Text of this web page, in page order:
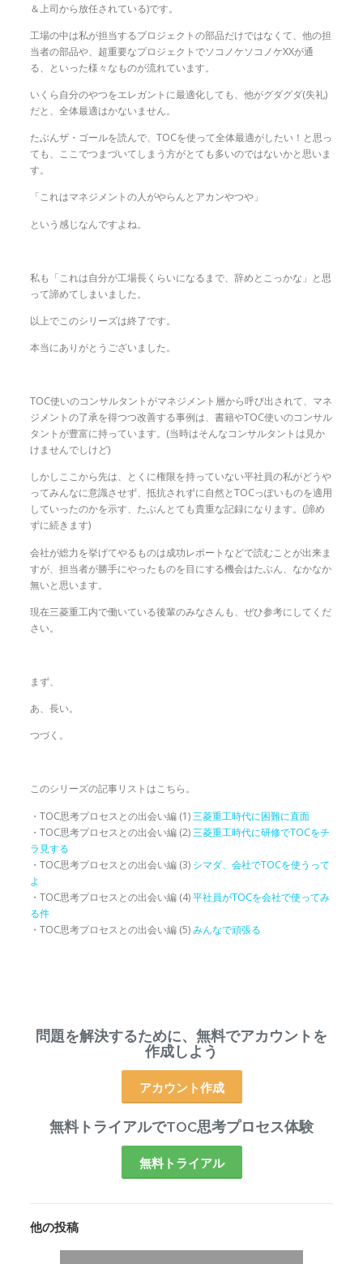
＆上司から放任されている)です。
工場の中は私が担当するプロジェクトの部品だけではなくて、他の担
当者の部品や、超重要なプロジェクトでソコノケソコノケXXが通
る、といった様々なものが流れています。
いくら自分のやつをエレガントに最適化しても、他がグダグダ(失礼)
だと、全体最適はかないません。
たぶんザ・ゴールを読んで、TOCを使って全体最適がしたい！と思っ
ても、ここでつまづいてしまう方がとても多いのではないかと思いま
す。
「これはマネジメントの人がやらんとアカンやつや」
という感じなんですよね。
私も「これは自分が工場長くらいになるまで、辞めとこっかな」と思
って諦めてしまいました。
以上でこのシリーズは終了です。
本当にありがとうございました。
TOC使いのコンサルタントがマネジメント層から呼び出されて、マネ
ジメントの了承を得つつ改善する事例は、書籍やTOC使いのコンサル
タントが豊富に持っています。(当時はそんなコンサルタントは見か
けませんでしけど)
しかしここから先は、とくに権限を持っていない平社員の私がどうや
ってみんなに意識させず、抵抗されずに自然とTOCっぽいものを適用
していったのかを示す、たぶんとても貴重な記録になります。(諦め
ずに続きます)
会社が総力を挙げてやるものは成功レポートなどで読むことが出来ま
すが、担当者が勝手にやったものを目にする機会はたぶん、なかなか
無いと思います。
現在三菱重工内で働いている後輩のみなさんも、ぜひ参考にしてくだ
さい。
まず、
あ、長い。
つづく。
このシリーズの記事リストはこちら。
・TOC思考プロセスとの出会い編 (1)三菱重工時代に困難に直面
・TOC思考プロセスとの出会い編 (2)三菱重工時代に研修でTOCをチ
ラ見する
・TOC思考プロセスとの出会い編 (3) シマダ、会社でTOCを使うって
よ
・TOC思考プロセスとの出会い編 (4)平社員がTOCを会社で使ってみ
る件
・TOC思考プロセスとの出会い編 (5)みんなで頑張る
問題を解決するために、無料でアカウントを
作成しよう
アカウント作成
無料トライアルでTOC思考プロセス体験
無料トライアル
他の投稿